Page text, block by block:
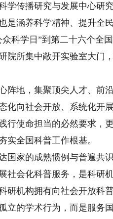
传播研究与发展中心研究
涵养科学精神、提升全
科学日”到第二十六个全
院所集中敞开实验室大门
地，集聚顶尖人才、前
化向社会开放、系统化开
行使命担当的必然要求，
实全国科普工作根基。
家的成熟惯例与普遍共
社会化科普服务，是科研
研机构拥有向社会开放科
立的学术行为，而是服务